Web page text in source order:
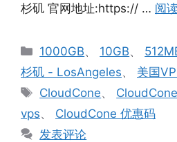
杉矶 官网地址:https:// … 阅
分
类
1000GB、 10GB、
杉矶 - LosAngeles、 美国
标
CloudCone、
vps、 CloudCone 优惠码
发表评论